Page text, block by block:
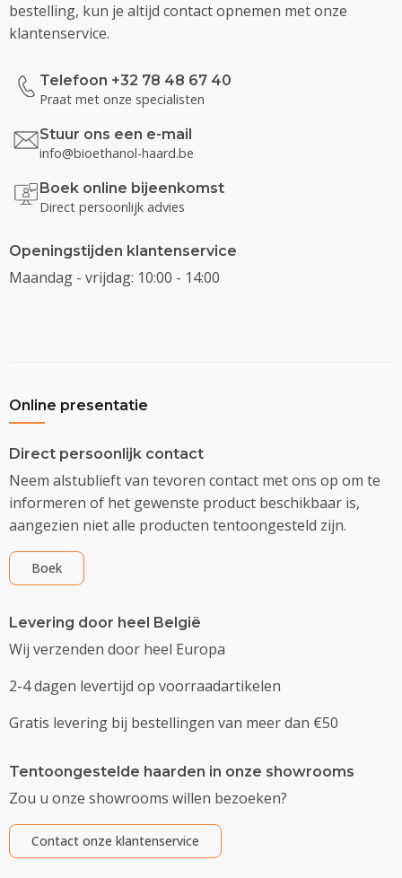
bestelling, kun je altijd contact opnemen met onze
klantenservice.
Telefoon +32 78 48 67 40
Praat met onze specialisten
Stuur ons een e-mail
info@bioethanol-haard.be
Boek online bijeenkomst
Direct persoonlijk advies
Openingstijden klantenservice
Maandag - vrijdag: 10:00 - 14:00
Online presentatie
Direct persoonlijk contact
Neem alstublieft van tevoren contact met ons op om te
informeren of het gewenste product beschikbaar is,
aangezien niet alle producten tentoongesteld zijn.
Boek
Levering door heel België
Wij verzenden door heel Europa
2-4 dagen levertijd op voorraadartikelen
Gratis levering bij bestellingen van meer dan €50
Tentoongestelde haarden in onze showrooms
Zou u onze showrooms willen bezoeken?
Contact onze klantenservice